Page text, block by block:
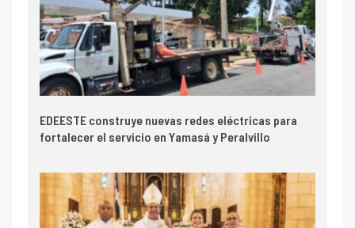
EDEESTE construye nuevas redes eléctricas para
fortalecer el servicio en Yamasá y Peralvillo